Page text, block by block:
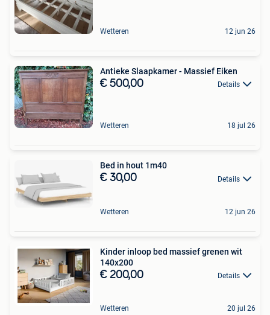
Wetteren 12 jun 26
Antieke Slaapkamer - Massief Eiken
€ 500,00 Details
Wetteren 18 jul 26
Bed in hout 1m40
€ 30,00 Details
Wetteren 12 jun 26
Kinder inloop bed massief grenen wit
140x200
€ 200,00 Details
Wetteren 20 jul 26